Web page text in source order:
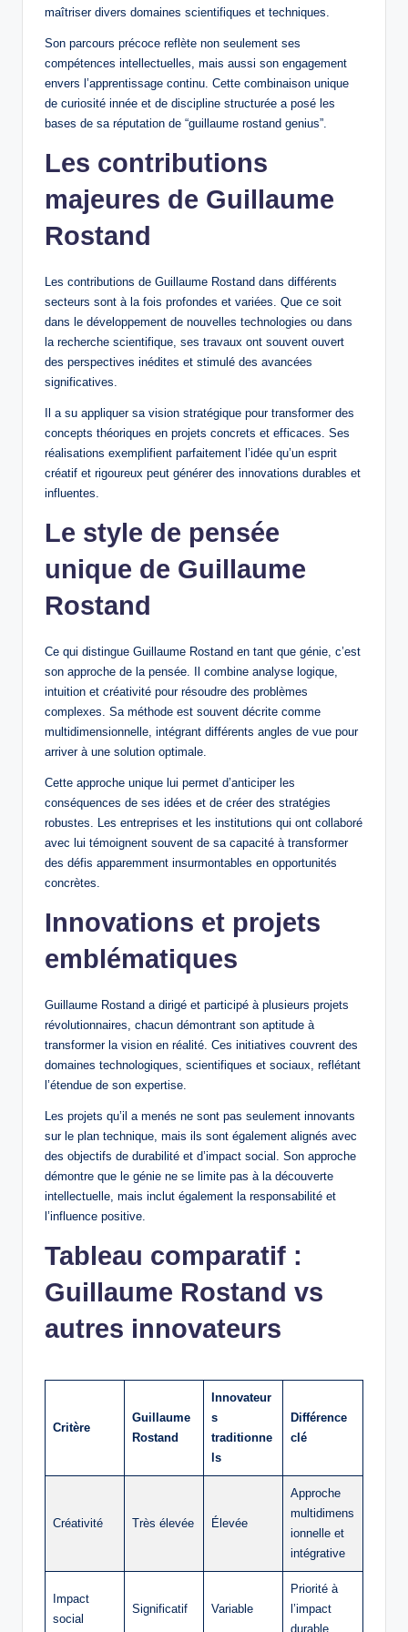
maîtriser divers domaines scientifiques et techniques.
Son parcours précoce reflète non seulement ses
compétences intellectuelles, mais aussi son engagement
envers l’apprentissage continu. Cette combinaison unique
de curiosité innée et de discipline structurée a posé les
bases de sa réputation de “guillaume rostand genius”.
Les contributions
majeures de Guillaume
Rostand
Les contributions de Guillaume Rostand dans différents
secteurs sont à la fois profondes et variées. Que ce soit
dans le développement de nouvelles technologies ou dans
la recherche scientifique, ses travaux ont souvent ouvert
des perspectives inédites et stimulé des avancées
significatives.
Il a su appliquer sa vision stratégique pour transformer des
concepts théoriques en projets concrets et efficaces. Ses
réalisations exemplifient parfaitement l’idée qu’un esprit
créatif et rigoureux peut générer des innovations durables et
influentes.
Le style de pensée
unique de Guillaume
Rostand
Ce qui distingue Guillaume Rostand en tant que génie, c’est
son approche de la pensée. Il combine analyse logique,
intuition et créativité pour résoudre des problèmes
complexes. Sa méthode est souvent décrite comme
multidimensionnelle, intégrant différents angles de vue pour
arriver à une solution optimale.
Cette approche unique lui permet d’anticiper les
conséquences de ses idées et de créer des stratégies
robustes. Les entreprises et les institutions qui ont collaboré
avec lui témoignent souvent de sa capacité à transformer
des défis apparemment insurmontables en opportunités
concrètes.
Innovations et projets
emblématiques
Guillaume Rostand a dirigé et participé à plusieurs projets
révolutionnaires, chacun démontrant son aptitude à
transformer la vision en réalité. Ces initiatives couvrent des
domaines technologiques, scientifiques et sociaux, reflétant
l’étendue de son expertise.
Les projets qu’il a menés ne sont pas seulement innovants
sur le plan technique, mais ils sont également alignés avec
des objectifs de durabilité et d’impact social. Son approche
démontre que le génie ne se limite pas à la découverte
intellectuelle, mais inclut également la responsabilité et
l’influence positive.
Tableau comparatif :
Guillaume Rostand vs
autres innovateurs
Critère
Guillaume
Rostand
Innovateur
s
traditionne
ls
Différence
clé
Créativité Très élevée Élevée
Approche
multidimens
ionnelle et
intégrative
Impact
social
Significatif Variable
Priorité à
l’impact
durable